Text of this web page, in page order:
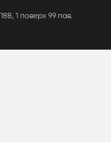
1 поверх 99 пав.